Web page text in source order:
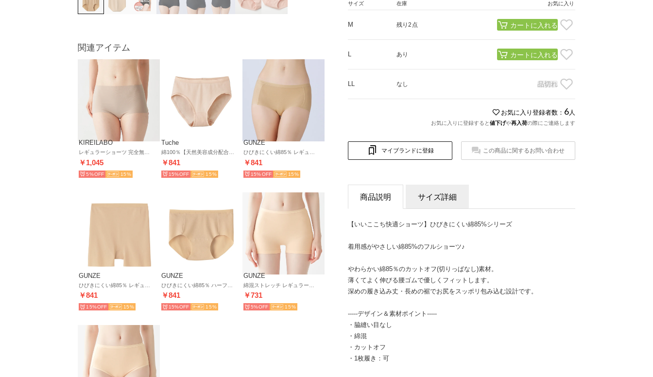
関連アイテム
KIREILABO
￥1,045
5% 15
Tuche
綿100％【天然美容成分配合】着るコスメ ショーツ【返品不可商品】 （ペールベージュ）
￥841
15% 15
GUNZE
￥841
15% 15
GUNZE
￥841
15% 15
GUNZE
￥841
15% 15
GUNZE
￥731
5% 15
サイズ 在庫 お気に入り
M 残り2点 カートに入れる
L あり カートに入れる
LL なし 品切れ
お気に入り登録者数： 6 人
お気に入りに登録すると値下げや再入荷の際にご連絡します
マイブランドに登録 この商品に関するお問い合わせ
商品説明 サイズ詳細
【いいここち快適ショーツ】ひびきにくい綿85%シリーズ
着用感がやさしい綿85%のフルショーツ♪
やわらかい綿85％のカットオフ(切りっぱなし)素材。
薄くてよく伸びる腰ゴムで優しくフィットします。
深めの履き込み丈・長めの裾でお尻をスッポリ包み込む設計です。
-----デザイン＆素材ポイント-----
・脇縫い目なし
・綿混
・カットオフ
・1枚履き：可